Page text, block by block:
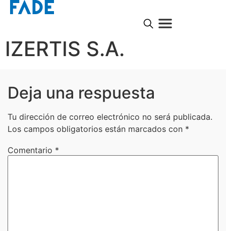
IZERTIS S.A.
Deja una respuesta
Tu dirección de correo electrónico no será publicada.
Los campos obligatorios están marcados con *
Comentario *